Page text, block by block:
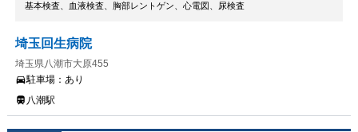
基本検査、血液検査、胸部レントゲン、心電図、尿検査
埼玉回生病院
埼玉県八潮市大原455
駐車場： あり
八潮駅